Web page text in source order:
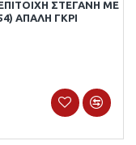
ΣΤΕΓΑΝΗ ΜΕ
AΠΑΛΗ ΓΚΡΙ